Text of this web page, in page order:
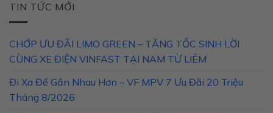
TIN TỨC MỚI
CHỚP ƯU ĐÃI LIMO GREEN – TĂNG TỐC SINH LỜI
CÙNG XE ĐIỆN VINFAST TẠI NAM TỪ LIÊM
Đi Xa Để Gần Nhau Hơn – VF MPV 7 Ưu Đãi 20 Triệu
Tháng 8/2026